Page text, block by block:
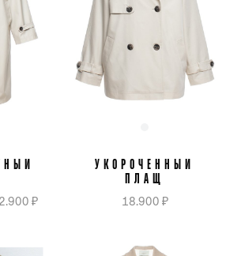
₽
УКОРОЧЕННЫЙ
ПЛАЩ
18.900 ₽